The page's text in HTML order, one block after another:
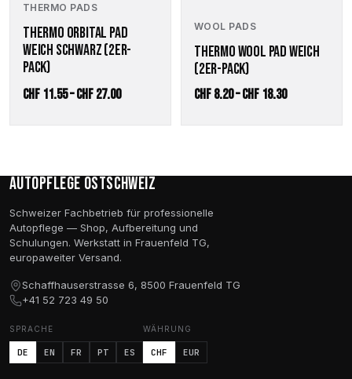
THERMO PADS
THERMO ORBITAL PAD
WEICH SCHWARZ (2ER-
PACK)
CHF 11.55–CHF27.00Preisspanne:
Optionen
können
auf
der
gewählt
WOOL PADS
THERMO WOOL PAD WEICH
(2ER-PACK)
CHF8.20–CHF 18.30Preisspanne:
können
auf
der
gewählt
Autopflege Ostschweiz
Schweizer Fachbetrieb für professionelle
Autopflege — Shop, Aufbereitung und
Schulungen. Werkstatt in Frauenfeld TG,
europaweiter Versand.
Schaffhauserstrasse 6, 8500 Frauenfeld TG
+41 52 723 49 50
SPRACHE
DE EN FR PT ES
WÄHRUNG
CHF EUR